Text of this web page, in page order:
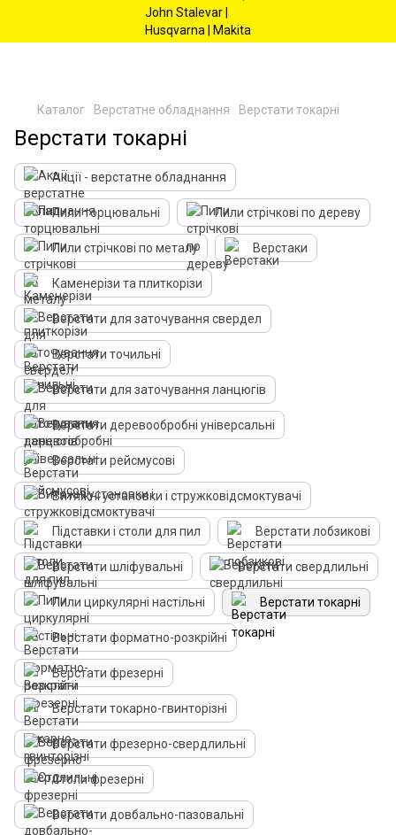
Каталог Верстатне обладнання Верстати токарні
Верстати токарні
Акції - верстатне обладнання
Пили торцювальні Пили стрічкові по дереву
Пили стрічкові по металу Верстаки
Каменерізи та плиткорізи
Верстати для заточування свердел
Верстати точильні
Верстати для заточування ланцюгів
Верстати деревообробні універсальні
Верстати рейсмусові
Витяжні установки і стружковідсмоктувачі
Підставки і столи для пил Верстати лобзикові
Верстати шліфувальні Верстати свердлильні
Пили циркулярні настільні Верстати токарні
Верстати форматно-розкрійні
Верстати фрезерні
Верстати токарно-гвинторізні
Верстати фрезерно-свердлильні
Столи фрезерні
Верстати довбально-пазовальні